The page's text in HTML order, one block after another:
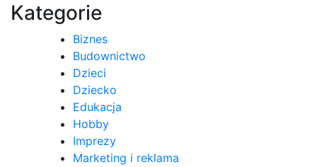
Kategorie
Biznes
Budownictwo
Dzieci
Dziecko
Edukacja
Hobby
Imprezy
Marketing i reklama